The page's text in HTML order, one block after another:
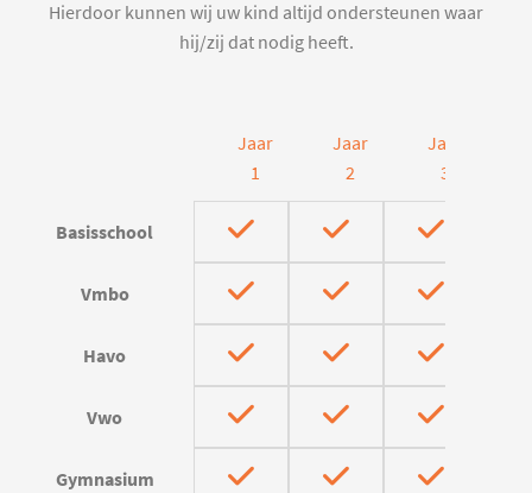
Hierdoor kunnen wij uw kind altijd ondersteunen waar
hij/zij dat nodig heeft.
Jaar
1
Jaar
2
Jaar
3
Basisschool
Vmbo
Havo
Vwo
Gymnasium